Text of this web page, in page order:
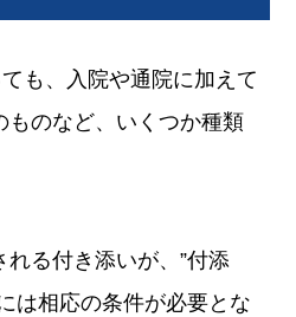
も、入院や通院に加えて
ものなど、いくつか種類
る付き添いが、”付添
は相応の条件が必要とな